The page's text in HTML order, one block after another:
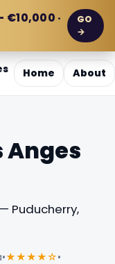
·
GO
→
Home About
Anges
— Puducherry,
•★★★★☆•